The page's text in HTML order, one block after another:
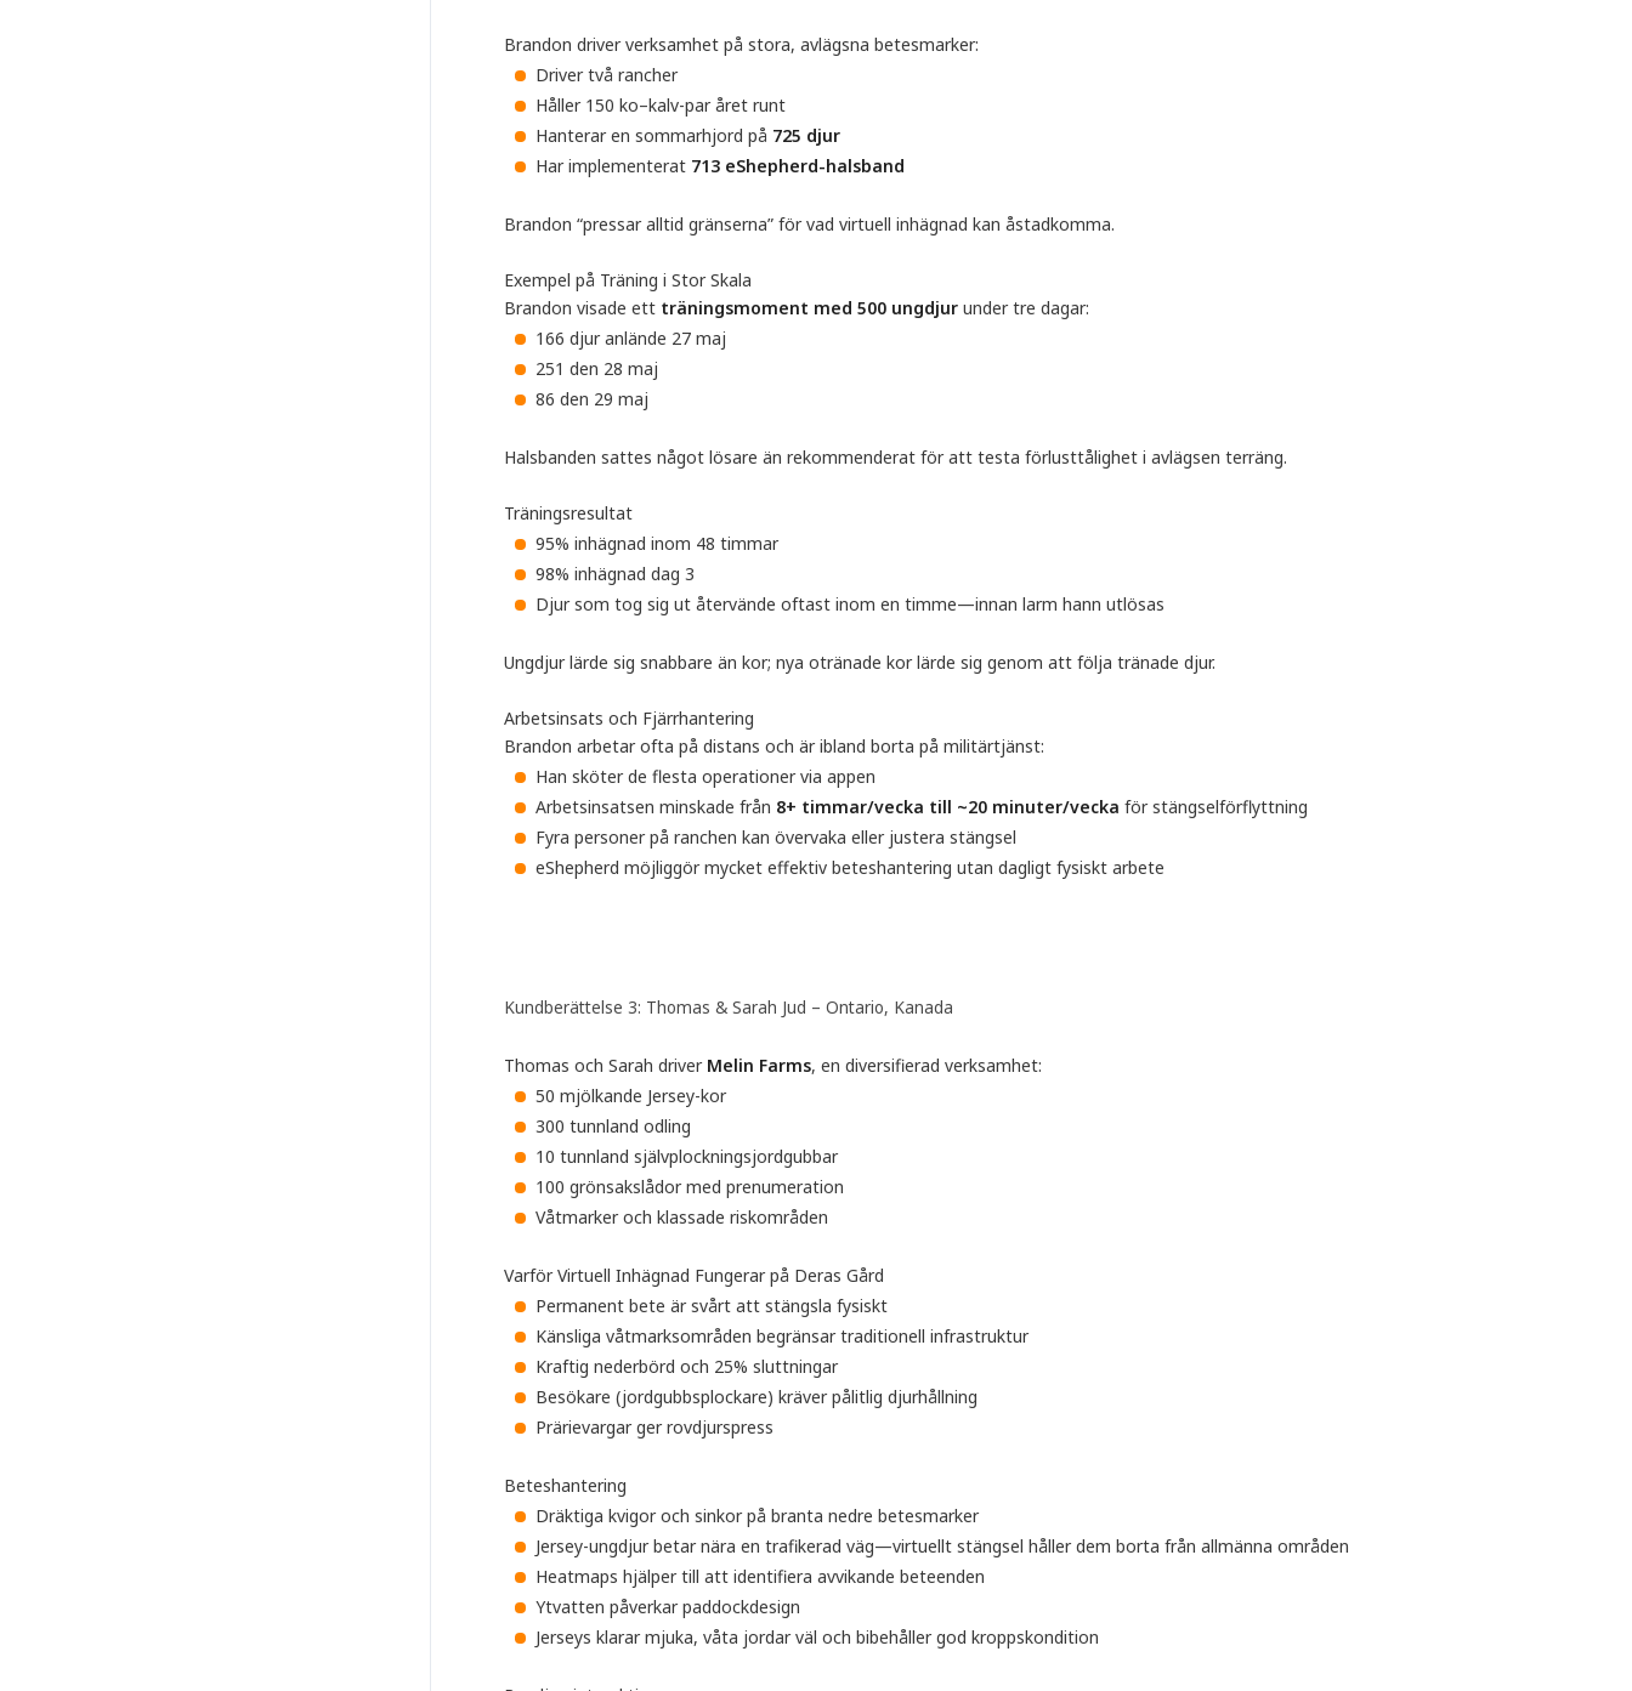
Brandon driver verksamhet på stora, avlägsna betesmarker:
Driver två rancher
Håller 150 ko–kalv-par året runt
Hanterar en sommarhjord på 725 djur
Har implementerat 713 eShepherd-halsband
Brandon “pressar alltid gränserna” för vad virtuell inhägnad kan åstadkomma.
Exempel på Träning i Stor Skala
Brandon visade ett träningsmoment med 500 ungdjur under tre dagar:
166 djur anlände 27 maj
251 den 28 maj
86 den 29 maj
Halsbanden sattes något lösare än rekommenderat för att testa förlusttålighet i avlägsen terräng.
Träningsresultat
95% inhägnad inom 48 timmar
98% inhägnad dag 3
Djur som tog sig ut återvände oftast inom en timme—innan larm hann utlösas
Ungdjur lärde sig snabbare än kor; nya otränade kor lärde sig genom att följa tränade djur.
Arbetsinsats och Fjärrhantering
Brandon arbetar ofta på distans och är ibland borta på militärtjänst:
Han sköter de flesta operationer via appen
Arbetsinsatsen minskade från 8+ timmar/vecka till ~20 minuter/vecka för stängselförflyttning
Fyra personer på ranchen kan övervaka eller justera stängsel
eShepherd möjliggör mycket effektiv beteshantering utan dagligt fysiskt arbete
Kundberättelse 3: Thomas & Sarah Jud – Ontario, Kanada
Thomas och Sarah driver Melin Farms, en diversifierad verksamhet:
50 mjölkande Jersey-kor
300 tunnland odling
10 tunnland självplockningsjordgubbar
100 grönsakslådor med prenumeration
Våtmarker och klassade riskområden
Varför Virtuell Inhägnad Fungerar på Deras Gård
Permanent bete är svårt att stängsla fysiskt
Känsliga våtmarksområden begränsar traditionell infrastruktur
Kraftig nederbörd och 25% sluttningar
Besökare (jordgubbsplockare) kräver pålitlig djurhållning
Prärievargar ger rovdjurspress
Beteshantering
Dräktiga kvigor och sinkor på branta nedre betesmarker
Jersey-ungdjur betar nära en trafikerad väg—virtuellt stängsel håller dem borta från allmänna områden
Heatmaps hjälper till att identifiera avvikande beteenden
Ytvatten påverkar paddockdesign
Jerseys klarar mjuka, våta jordar väl och bibehåller god kroppskondition